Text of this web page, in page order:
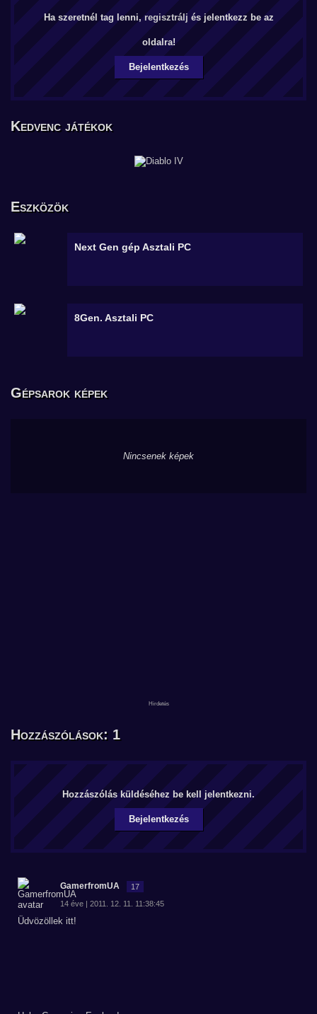
Ha szeretnél tag lenni, regisztrálj és jelentkezz be az
oldalra!
Bejelentkezés
Kedvenc játékok
Eszközök
Next Gen gép Asztali PC
8Gen. Asztali PC
Gépsarok képek
Nincsenek képek
Hozzászólások: 1
Hozzászólás küldéséhez be kell jelentkezni.
Bejelentkezés
GamerfromUA 17
14 éve | 2011. 12. 11. 11:38:45
Üdvözöllek itt!